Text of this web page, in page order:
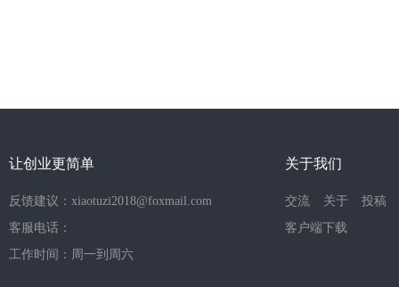
让创业更简单
反馈建议：xiaotuzi2018@foxmail.com
客服电话：
工作时间：周一到周六
关于我们
交流 关于
投稿
客户端下载